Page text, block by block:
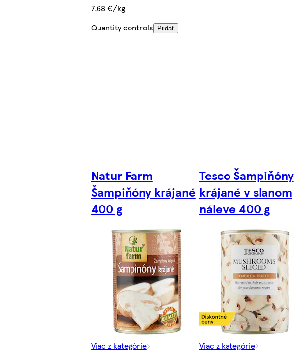
7,68 €/kg
Quantity controls
Pridať
Natur Farm
Šampiňóny krájané
400 g
Viac z kategórie
Tesco Šampiňóny
krájané v slanom
náleve 400 g
Viac z kategórie